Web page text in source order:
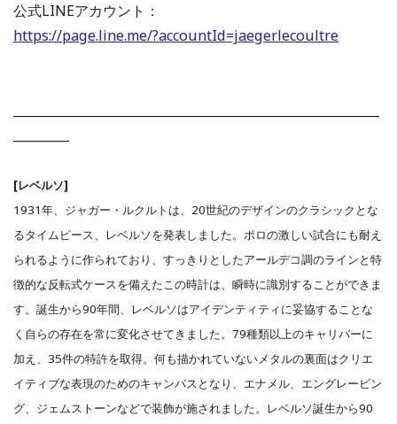
公式LINEアカウント：
https://page.line.me/?accountId=jaegerlecoultre
[レベルソ]
1931年、ジャガー・ルクルトは、20世紀のデザインのクラシックとな
るタイムピース、レベルソを発表しました。ポロの激しい試合にも耐え
られるように作られており、すっきりとしたアールデコ調のラインと特
徴的な反転式ケースを備えたこの時計は、瞬時に識別することができま
す。誕生から90年間、レベルソはアイデンティティに妥協することな
く自らの存在を常に変化させてきました。79種類以上のキャリバーに
加え、35件の特許を取得。何も描かれていないメタルの裏面はクリエ
イティブな表現のためのキャンバスとなり、エナメル、エングレービン
グ、ジェムストーンなどで装飾が施されました。レベルソ誕生から90